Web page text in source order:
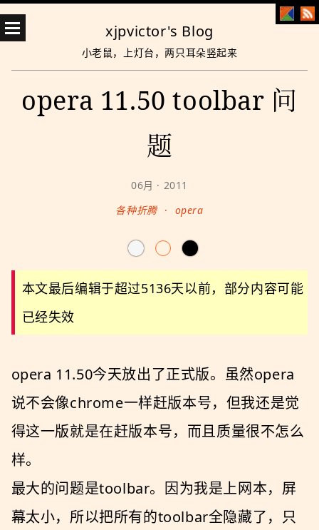
xjpvictor's Blog
小老鼠，上灯台，两只耳朵竖起来
opera 11.50 toolbar 问
题
06月 · 2011
各种折腾 · opera
本文最后编辑于超过5136天以前，部分内容可能
已经失效
opera 11.50今天放出了正式版。虽然opera
说不会像chrome一样赶版本号，但我还是觉
得这一版就是在赶版本号，而且质量很不怎么
样。
最大的问题是toolbar。因为我是上网本，屏
幕太小，所以把所有的toolbar全隐藏了，只